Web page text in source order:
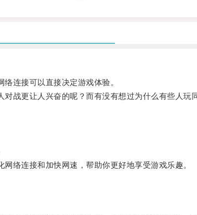
连接可以直接决定游戏体验。
更让人兴奋的呢？而有没有想过为什么有些人玩
连接和加快网速，帮助你更好地享受游戏乐趣。